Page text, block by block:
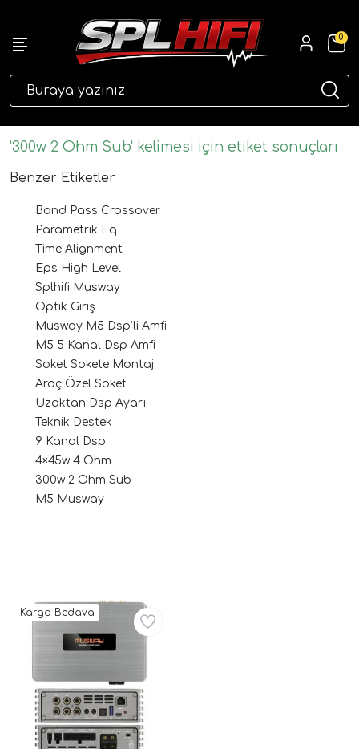
0
'300w 2 Ohm Sub' kelimesi için etiket sonuçları
Benzer Etiketler
Band Pass Crossover
Parametrik Eq
Time Alignment
Eps High Level
Splhifi Musway
Optik Giriş
Musway M5 Dsp’li Amfi
M5 5 Kanal Dsp Amfi
Soket Sokete Montaj
Araç Özel Soket
Uzaktan Dsp Ayarı
Teknik Destek
9 Kanal Dsp
4×45w 4 Ohm
300w 2 Ohm Sub
M5 Musway
Kargo Bedava